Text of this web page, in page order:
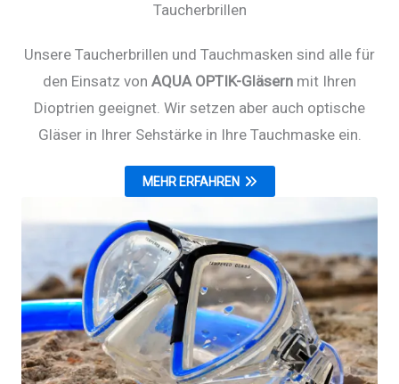
Taucherbrillen
Unsere Taucherbrillen und Tauchmasken sind alle für
den Einsatz von AQUA OPTIK-Gläsern mit Ihren
Dioptrien geeignet. Wir setzen aber auch optische
Gläser in Ihrer Sehstärke in Ihre Tauchmaske ein.
MEHR ERFAHREN